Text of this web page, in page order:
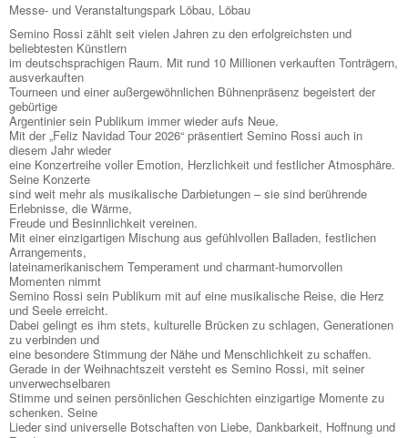
Messe- und Veranstaltungspark Löbau, Löbau
Semino Rossi zählt seit vielen Jahren zu den erfolgreichsten und
beliebtesten Künstlern
im deutschsprachigen Raum. Mit rund 10 Millionen verkauften Tonträgern,
ausverkauften
Tourneen und einer außergewöhnlichen Bühnenpräsenz begeistert der
gebürtige
Argentinier sein Publikum immer wieder aufs Neue.
Mit der „Feliz Navidad Tour 2026“ präsentiert Semino Rossi auch in
diesem Jahr wieder
eine Konzertreihe voller Emotion, Herzlichkeit und festlicher Atmosphäre.
Seine Konzerte
sind weit mehr als musikalische Darbietungen – sie sind berührende
Erlebnisse, die Wärme,
Freude und Besinnlichkeit vereinen.
Mit einer einzigartigen Mischung aus gefühlvollen Balladen, festlichen
Arrangements,
lateinamerikanischem Temperament und charmant-humorvollen
Momenten nimmt
Semino Rossi sein Publikum mit auf eine musikalische Reise, die Herz
und Seele erreicht.
Dabei gelingt es ihm stets, kulturelle Brücken zu schlagen, Generationen
zu verbinden und
eine besondere Stimmung der Nähe und Menschlichkeit zu schaffen.
Gerade in der Weihnachtszeit versteht es Semino Rossi, mit seiner
unverwechselbaren
Stimme und seinen persönlichen Geschichten einzigartige Momente zu
schenken. Seine
Lieder sind universelle Botschaften von Liebe, Dankbarkeit, Hoffnung und